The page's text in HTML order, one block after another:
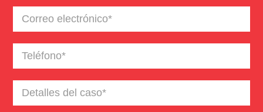
Correo
electrónico(Required)
Teléfono(Required)
Detalles
del